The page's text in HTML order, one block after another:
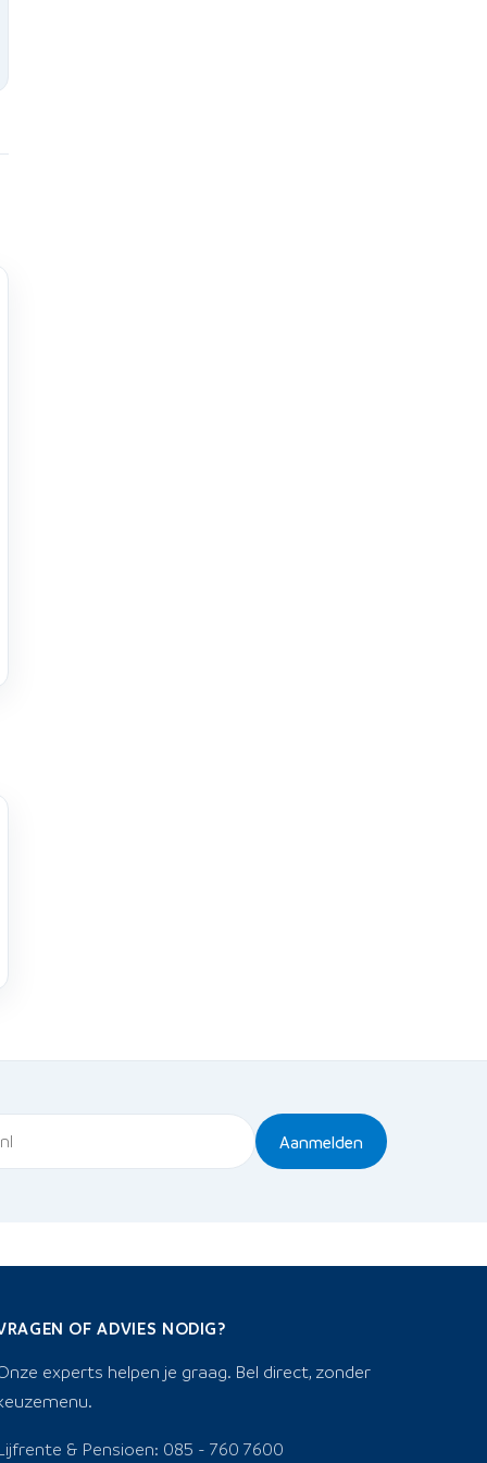
Aanmelden
OF ADVIES NODIG?
experts helpen je graag. Bel direct, zonder
& Pensioen: 085 - 760 7600